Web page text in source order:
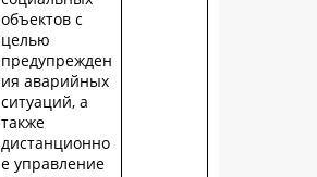
объектов с
целью
предупрежден
ия аварийных
ситуаций, а
также
дистанционно
е управление